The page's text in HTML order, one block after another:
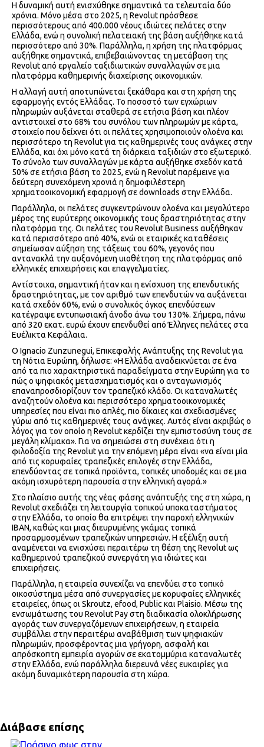
Η δυναμική αυτή ενισχύθηκε σημαντικά τα τελευταία δύο
χρόνια. Μόνο μέσα στο 2025, η Revolut πρόσθεσε
περισσότερους από 400.000 νέους ιδιώτες πελάτες στην
Ελλάδα, ενώ η συνολική πελατειακή της βάση αυξήθηκε κατά
περισσότερο από 30%. Παράλληλα, η χρήση της πλατφόρμας
αυξήθηκε σημαντικά, επιβεβαιώνοντας τη μετάβαση της
Revolut από εργαλείο ταξιδιωτικών συναλλαγών σε μια
πλατφόρμα καθημερινής διαχείρισης οικονομικών.
Η αλλαγή αυτή αποτυπώνεται ξεκάθαρα και στη χρήση της
εφαρμογής εντός Ελλάδας. Το ποσοστό των εγχώριων
πληρωμών αυξάνεται σταθερά σε ετήσια βάση και πλέον
αντιστοιχεί στο 68% του συνόλου των πληρωμών με κάρτα,
στοιχείο που δείχνει ότι οι πελάτες χρησιμοποιούν ολοένα και
περισσότερο τη Revolut για τις καθημερινές τους ανάγκες στην
Ελλάδα, και όχι μόνο κατά τη διάρκεια ταξιδιών στο εξωτερικό.
Το σύνολο των συναλλαγών με κάρτα αυξήθηκε σχεδόν κατά
50% σε ετήσια βάση το 2025, ενώ η Revolut παρέμεινε για
δεύτερη συνεχόμενη χρονιά η δημοφιλέστερη
χρηματοοικονομική εφαρμογή σε downloads στην Ελλάδα.
Παράλληλα, οι πελάτες συγκεντρώνουν ολοένα και μεγαλύτερο
μέρος της ευρύτερης οικονομικής τους δραστηριότητας στην
πλατφόρμα της. Οι πελάτες του Revolut Business αυξήθηκαν
κατά περισσότερο από 40%, ενώ οι εταιρικές καταθέσεις
σημείωσαν αύξηση της τάξεως του 60%, γεγονός που
αντανακλά την αυξανόμενη υιοθέτηση της πλατφόρμας από
ελληνικές επιχειρήσεις και επαγγελματίες.
Αντίστοιχα, σημαντική ήταν και η ενίσχυση της επενδυτικής
δραστηριότητας, με τον αριθμό των επενδυτών να αυξάνεται
κατά σχεδόν 60%, ενώ ο συνολικός όγκος επενδύσεων
κατέγραψε εντυπωσιακή άνοδο άνω του 130%. Σήμερα, πάνω
από 320 εκατ. ευρώ έχουν επενδυθεί από Έλληνες πελάτες στα
Ευέλικτα Κεφάλαια.
Ο Ignacio Zunzunegui, Επικεφαλής Ανάπτυξης της Revolut για
τη Νότια Ευρώπη, δήλωσε: «Η Ελλάδα αναδεικνύεται σε ένα
από τα πιο χαρακτηριστικά παραδείγματα στην Ευρώπη για το
πώς ο ψηφιακός μετασχηματισμός και ο ανταγωνισμός
επαναπροσδιορίζουν τον τραπεζικό κλάδο. Οι καταναλωτές
αναζητούν ολοένα και περισσότερο χρηματοοικονομικές
υπηρεσίες που είναι πιο απλές, πιο δίκαιες και σχεδιασμένες
γύρω από τις καθημερινές τους ανάγκες. Αυτός είναι ακριβώς ο
λόγος για τον οποίο η Revolut κερδίζει την εμπιστοσύνη τους σε
μεγάλη κλίμακα». Για να σημειώσει στη συνέχεια ότι η
φιλοδοξία της Revolut για την επόμενη μέρα είναι «να είναι μία
από τις κορυφαίες τραπεζικές επιλογές στην Ελλάδα,
επενδύοντας σε τοπικά προϊόντα, τοπικές υποδομές και σε μια
ακόμη ισχυρότερη παρουσία στην ελληνική αγορά.»
Στο πλαίσιο αυτής της νέας φάσης ανάπτυξής της στη χώρα, η
Revolut σχεδιάζει τη λειτουργία τοπικού υποκαταστήματος
στην Ελλάδα, το οποίο θα επιτρέψει την παροχή ελληνικών
IBAN, καθώς και μιας διευρυμένης γκάμας τοπικά
προσαρμοσμένων τραπεζικών υπηρεσιών. Η εξέλιξη αυτή
αναμένεται να ενισχύσει περαιτέρω τη θέση της Revolut ως
καθημερινού τραπεζικού συνεργάτη για ιδιώτες και
επιχειρήσεις.
Παράλληλα, η εταιρεία συνεχίζει να επενδύει στο τοπικό
οικοσύστημα μέσα από συνεργασίες με κορυφαίες ελληνικές
εταιρείες, όπως οι Skroutz, efood, Public και Plaisio. Μέσω της
ενσωμάτωσης του Revolut Pay στη διαδικασία ολοκλήρωσης
αγοράς των συνεργαζόμενων επιχειρήσεων, η εταιρεία
συμβάλλει στην περαιτέρω αναβάθμιση των ψηφιακών
πληρωμών, προσφέροντας μια γρήγορη, ασφαλή και
απρόσκοπτη εμπειρία αγορών σε εκατομμύρια καταναλωτές
στην Ελλάδα, ενώ παράλληλα διερευνά νέες ευκαιρίες για
ακόμη δυναμικότερη παρουσία στη χώρα.
Διάβασε επίσης